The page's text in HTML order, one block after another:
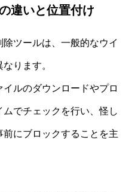
違いと位置付け
ツールは、一般的なウイ
ります。
ルのダウンロードやプロ
でチェックを行い、怪し
にブロックすることを主